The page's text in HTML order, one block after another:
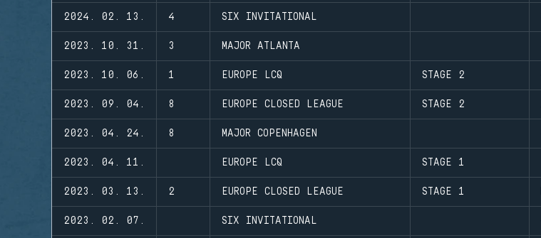
2024. 02. 13. 4 SIX INVITATIONAL
2023. 10. 31. 3 MAJOR ATLANTA
2023. 10. 06. 1 EUROPE LCQ STAGE 2
2023. 09. 04. 8 EUROPE CLOSED LEAGUE STAGE 2
2023. 04. 24. 8 MAJOR COPENHAGEN
2023. 04. 11. EUROPE LCQ STAGE 1
2023. 03. 13. 2 EUROPE CLOSED LEAGUE STAGE 1
2023. 02. 07. SIX INVITATIONAL